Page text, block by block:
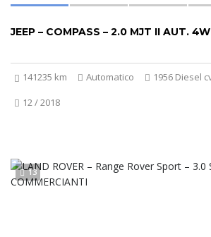
141235 km Automatico
1956 Diesel
12 / 2018
13